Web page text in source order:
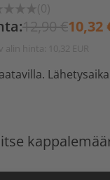
(0)
12,90 €10,32
alin hinta: 10,32 EUR
.